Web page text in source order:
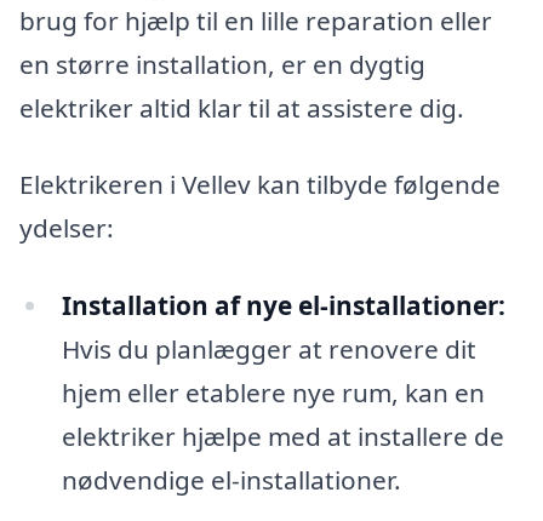
brug for hjælp til en lille reparation eller
en større installation, er en dygtig
elektriker altid klar til at assistere dig.
Elektrikeren i Vellev kan tilbyde følgende
ydelser:
Installation af nye el-installationer:
Hvis du planlægger at renovere dit
hjem eller etablere nye rum, kan en
elektriker hjælpe med at installere de
nødvendige el-installationer.